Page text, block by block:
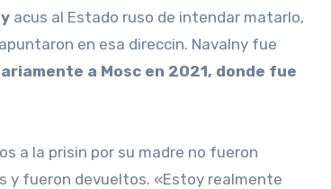
acus al Estado ruso de intendar matarlo,
en esa direccin. Navalny fue
a Mosc en 2021, donde fue
a la prisin por su madre no fueron
y fueron devueltos. «Estoy realmente